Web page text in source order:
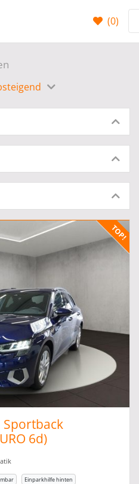
(0)
Sportback
6d)
Einparkhilfe hinten